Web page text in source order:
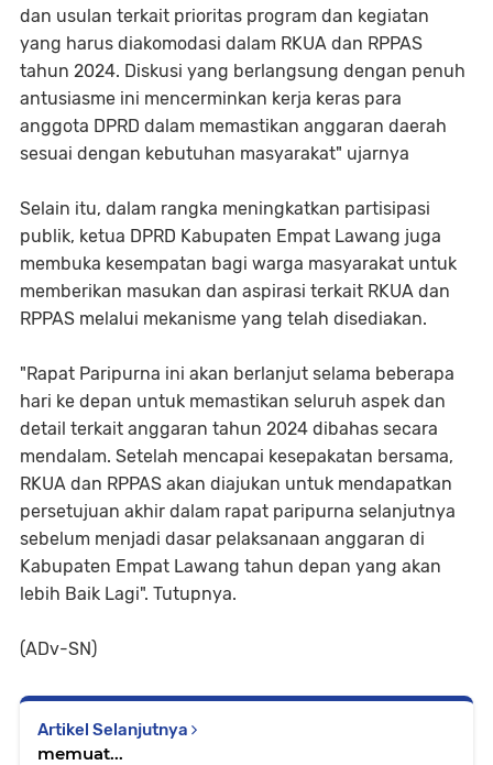
dan usulan terkait prioritas program dan kegiatan
yang harus diakomodasi dalam RKUA dan RPPAS
tahun 2024. Diskusi yang berlangsung dengan penuh
antusiasme ini mencerminkan kerja keras para
anggota DPRD dalam memastikan anggaran daerah
sesuai dengan kebutuhan masyarakat" ujarnya
Selain itu, dalam rangka meningkatkan partisipasi
publik, ketua DPRD Kabupaten Empat Lawang juga
membuka kesempatan bagi warga masyarakat untuk
memberikan masukan dan aspirasi terkait RKUA dan
RPPAS melalui mekanisme yang telah disediakan.
"Rapat Paripurna ini akan berlanjut selama beberapa
hari ke depan untuk memastikan seluruh aspek dan
detail terkait anggaran tahun 2024 dibahas secara
mendalam. Setelah mencapai kesepakatan bersama,
RKUA dan RPPAS akan diajukan untuk mendapatkan
persetujuan akhir dalam rapat paripurna selanjutnya
sebelum menjadi dasar pelaksanaan anggaran di
Kabupaten Empat Lawang tahun depan yang akan
lebih Baik Lagi". Tutupnya.
(ADv-SN)
Artikel Selanjutnya
memuat...